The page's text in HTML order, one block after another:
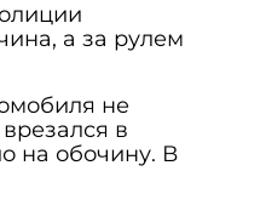
а за рулем
не
в
на обочину. В